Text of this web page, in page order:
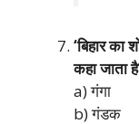
‘बिहार
कहा जाता
a) गंगा
b) गंडक